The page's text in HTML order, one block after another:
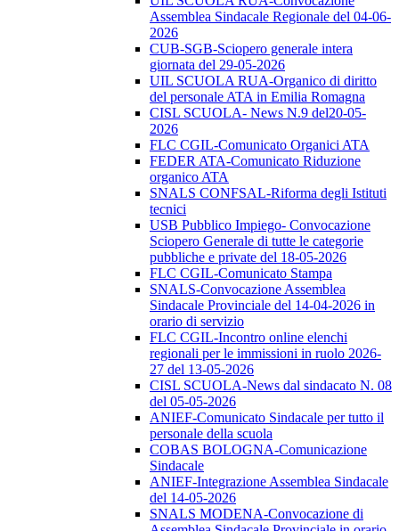
Assemblea Sindacale Regionale del 04-06-
2026
CUB-SGB-Sciopero generale intera
giornata del 29-05-2026
UIL SCUOLA RUA-Organico di diritto
del personale ATA in Emilia Romagna
CISL SCUOLA- News N.9 del20-05-
2026
FLC CGIL-Comunicato Organici ATA
FEDER ATA-Comunicato Riduzione
organico ATA
SNALS CONFSAL-Riforma degli Istituti
tecnici
USB Pubblico Impiego- Convocazione
Sciopero Generale di tutte le categorie
pubbliche e private del 18-05-2026
FLC CGIL-Comunicato Stampa
SNALS-Convocazione Assemblea
Sindacale Provinciale del 14-04-2026 in
orario di servizio
FLC CGIL-Incontro online elenchi
regionali per le immissioni in ruolo 2026-
27 del 13-05-2026
CISL SCUOLA-News dal sindacato N. 08
del 05-05-2026
ANIEF-Comunicato Sindacale per tutto il
personale della scuola
COBAS BOLOGNA-Comunicazione
Sindacale
ANIEF-Integrazione Assemblea Sindacale
del 14-05-2026
SNALS MODENA-Convocazione di